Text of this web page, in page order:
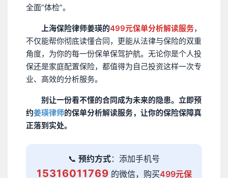
全面“体检”。
上海保险律师姜瑛的499元保单分析解读服务，
不仅能帮你彻底读懂合同，更能从法律与保险的双重
角度，为你的每一份保单保驾护航。无论你是个人投
保还是家庭配置保险，都值得为自己投资这样一次专
业、高效的分析服务。
别让一份看不懂的合同成为未来的隐患。立即预
约姜瑛律师的保单分析解读服务，让你的保险保障真
正落到实处。
📞 预约方式：添加手机号
15316011769 的微信，购买499元保